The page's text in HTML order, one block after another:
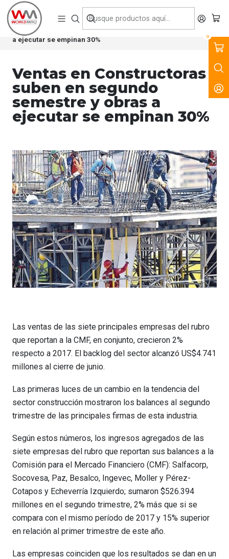
0
VENTA, ARRIENDO Y SERVICIO DE MAQUINARIA PARA LA
CONSTRUCCIÓN, MINERÍA E INDUSTRIA.
Inicio
Noticias
Ventas en Constructoras suben en segundo semestre y obras
a ejecutar se empinan 30%
Ventas en Constructoras
suben en segundo
semestre y obras a
ejecutar se empinan 30%
Las ventas de las siete principales empresas del rubro
que reportan a la CMF, en conjunto, crecieron 2%
respecto a 2017. El backlog del sector alcanzó US$4.741
millones al cierre de junio.
Las primeras luces de un cambio en la tendencia del
sector construcción mostraron los balances al segundo
trimestre de las principales firmas de esta industria.
Según estos números, los ingresos agregados de las
siete empresas del rubro que reportan sus balances a la
Comisión para el Mercado Financiero (CMF): Salfacorp,
Socovesa, Paz, Besalco, Ingevec, Moller y Pérez-
Cotapos y Echeverría Izquierdo; sumaron $526.394
millones en el segundo trimestre, 2% más que si se
compara con el mismo período de 2017 y 15% superior
en relación al primer trimestre de este año.
Las empresas coinciden que los resultados se dan en un